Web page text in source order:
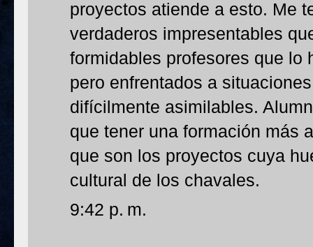
proyectos atiende a esto. Me
verdaderos impresentables
formidables profesores que
pero enfrentados a
difícilmente asimilables.
que tener una formación más
que son los proyectos cuya
cultural de los chavales.
9:42 p. m.